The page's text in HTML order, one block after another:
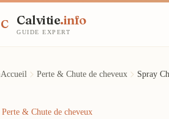
C Calvitie.info
GUIDE EXPERT
Accueil Perte & Chute de cheveux Spray
Perte & Chute de cheveux